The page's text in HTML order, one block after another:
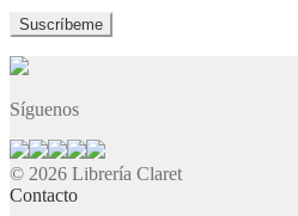
Síguenos
© 2026 Librería Claret
Contacto